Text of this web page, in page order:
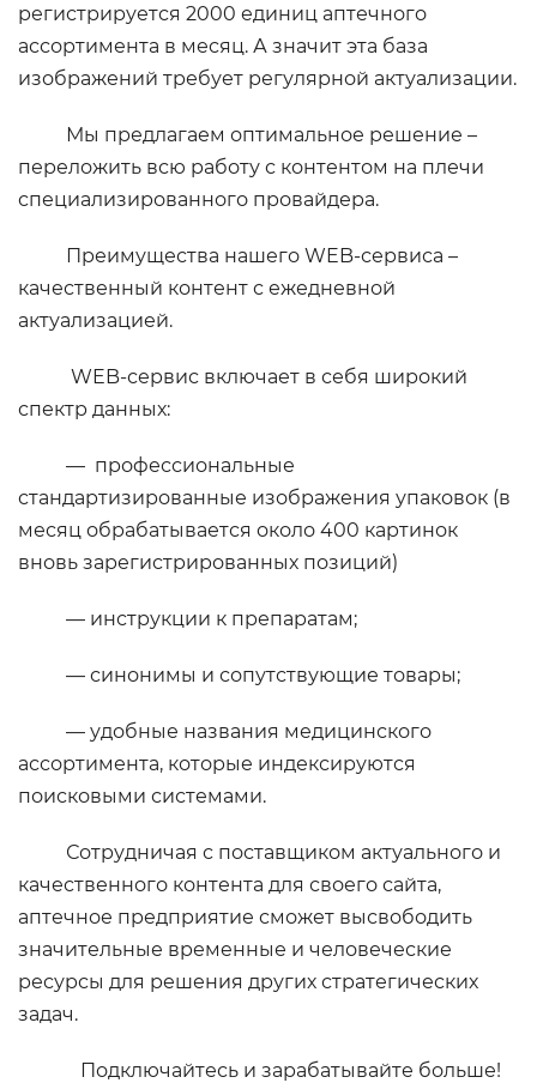
регистрируется 2000 единиц аптечного
ассортимента в месяц. А значит эта база
изображений требует регулярной актуализации.
Мы предлагаем оптимальное решение –
переложить всю работу с контентом на плечи
специализированного провайдера.
Преимущества нашего WEB-сервиса –
качественный контент с ежедневной
актуализацией.
WEB-сервис включает в себя широкий
спектр данных:
— профессиональные
стандартизированные изображения упаковок (в
месяц обрабатывается около 400 картинок
вновь зарегистрированных позиций)
— инструкции к препаратам;
— синонимы и сопутствующие товары;
— удобные названия медицинского
ассортимента, которые индексируются
поисковыми системами.
Сотрудничая с поставщиком актуального и
качественного контента для своего сайта,
аптечное предприятие сможет высвободить
значительные временные и человеческие
ресурсы для решения других стратегических
задач.
Подключайтесь и зарабатывайте больше!